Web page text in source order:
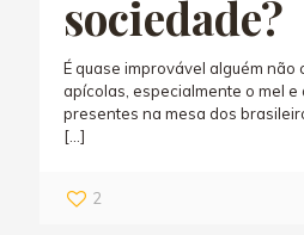
sociedade?
É quase improvável alguém
apícolas, especialmente o mel e
presentes na mesa dos
[…]
2